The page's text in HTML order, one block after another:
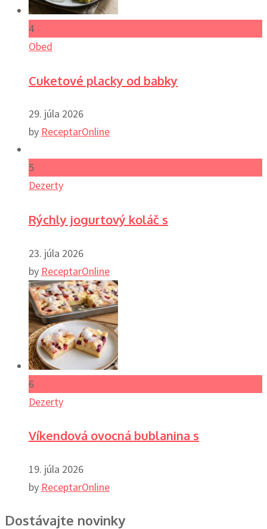
4
Obed
Cuketové placky od babky
29. júla 2026
by ReceptarOnline
5
Dezerty
Rýchly jogurtový koláč s
23. júla 2026
by ReceptarOnline
6
Dezerty
Víkendová ovocná bublanina s
19. júla 2026
by ReceptarOnline
Dostávajte novinky